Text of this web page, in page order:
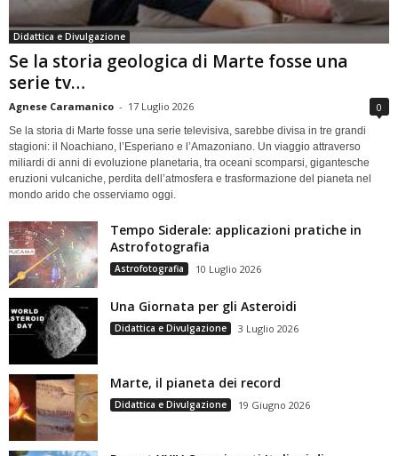
Didattica e Divulgazione
Se la storia geologica di Marte fosse una
serie tv…
Agnese Caramanico - 17 Luglio 2026 0
Se la storia di Marte fosse una serie televisiva, sarebbe divisa in tre grandi
stagioni: il Noachiano, l’Esperiano e l’Amazoniano. Un viaggio attraverso
miliardi di anni di evoluzione planetaria, tra oceani scomparsi, gigantesche
eruzioni vulcaniche, perdita dell’atmosfera e trasformazione del pianeta nel
mondo arido che osserviamo oggi.
Tempo Siderale: applicazioni pratiche in
Astrofotografia
Astrofotografia 10 Luglio 2026
Una Giornata per gli Asteroidi
Didattica e Divulgazione 3 Luglio 2026
Marte, il pianeta dei record
Didattica e Divulgazione 19 Giugno 2026